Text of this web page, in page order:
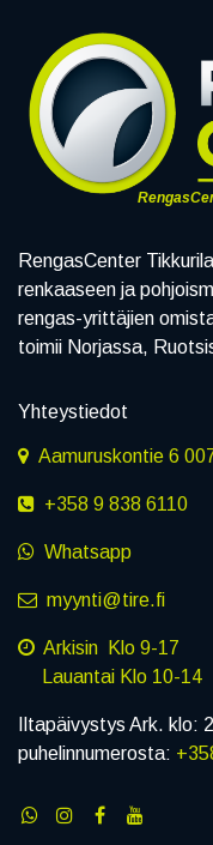
RengasCenter
renkaaseen ja
rengas-yrittäjien
toimii Norjassa,
Yhteystiedot
Aamuruskontie 6
+358 9 838 6110
Whatsapp
myynti@tire.fi
Arkisin Klo 9-17
Lauantai Klo 10-14
Iltapäivystys Ark. klo:
puhelinnumerosta: